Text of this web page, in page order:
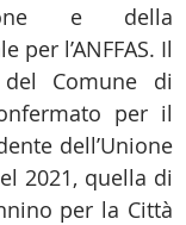
e della
l’ANFFAS. Il
Comune di
per il
dell’Unione
2021, quella di
per la Città